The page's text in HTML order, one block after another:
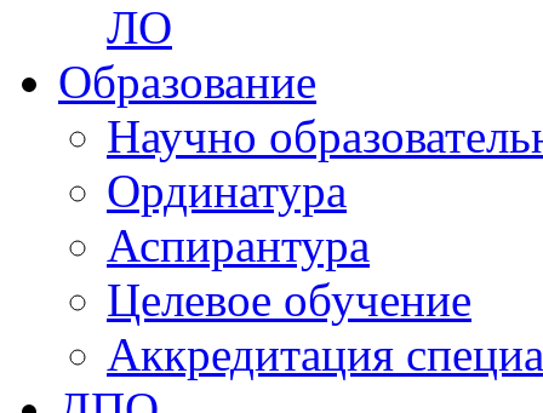
ЛО
Образование
Научно
Ординатура
Аспирантура
Целевое обучение
Аккредитация